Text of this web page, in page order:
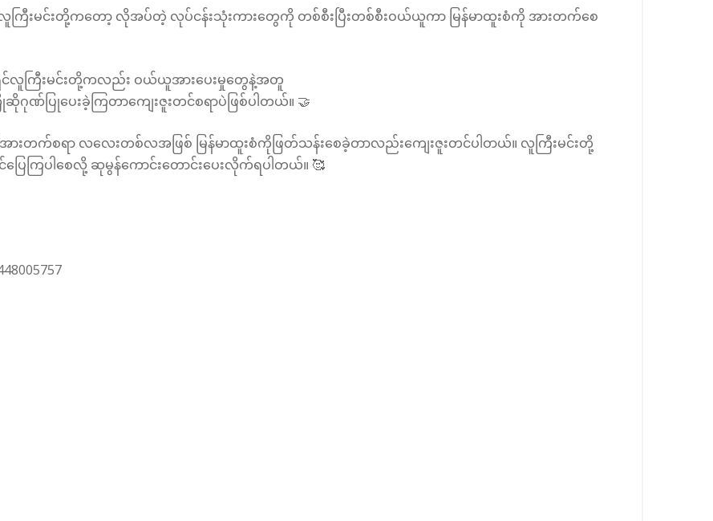
လူကြီးမင်းတို့ကတော့ လိုအပ်တဲ့ လုပ်ငန်းသုံးကားတွေကို တစ်စီးပြီးတစ်စီးဝယ်ယူကာ မြန်မာထူးစံကို အားတက်စေ
လူကြီးမင်းတို့ကလည်း ဝယ်ယူအားပေးမှုတွေနဲ့အတူ
ဏ်​ပြု​​ပေးခဲ့ကြတာကျေးဇူးတင်စရာပဲဖြစ်ပါတယ်။ 🤝
းတက်စရာ လလေးတစ်လအဖြစ် မြန်မာထူးစံကိုဖြတ်သန်းစေခဲ့ဝာာလည်းကျေးဇူးတင်ပါဝာယ်။ လူကြီးမင်းတို့
ေကြပါစေလို့ ဆုမွန်ကောင်းတောင်းပေးလိုက်ရပါတယ်။ 🥰